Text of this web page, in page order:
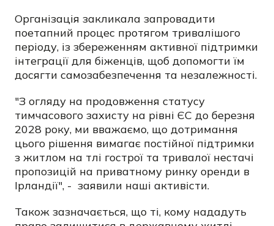
Організація закликала запровадити
поетапний процес протягом тривалішого
періоду, із збереженням активної підтримки
інтеграції для біженців, щоб допомогти їм
досягти самозабезпечення та незалежності.
"З огляду на продовження статусу
тимчасового захисту на рівні ЄС до березня
2028 року, ми вважаємо, що дотримання
цього рішення вимагає постійної підтримки
з житлом на тлі гострої та тривалої нестачі
пропозицій на приватному ринку оренди в
Ірландії", - заявили наші активісти.
Також зазначається, що ті, кому нададуть